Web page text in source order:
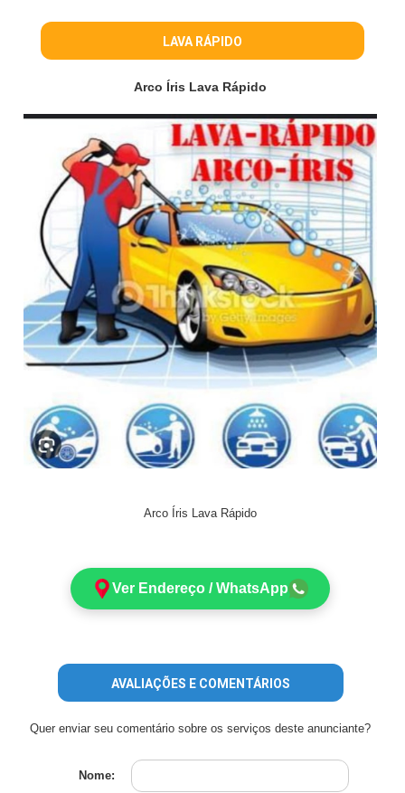
LAVA RÁPIDO
Arco Íris Lava Rápido
Arco Íris Lava Rápido
Ver Endereço / WhatsApp
AVALIAÇÕES E COMENTÁRIOS
Quer enviar seu comentário sobre os serviços deste anunciante?
Nome: